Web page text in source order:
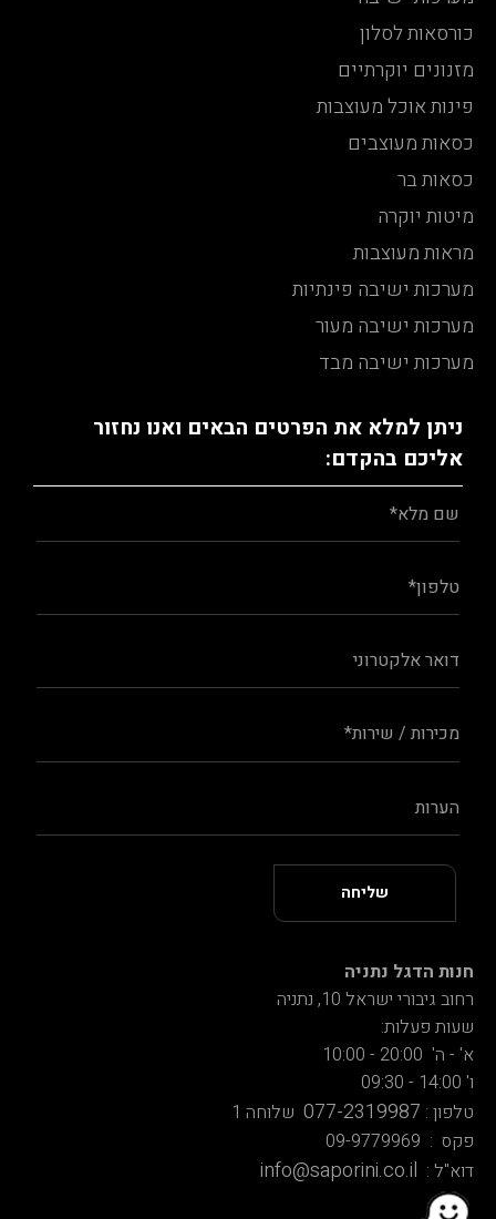
כורסאות לסלון
מזנונים יוקרתיים
פינות אוכל מעוצבות
כסאות מעוצבים
כסאות בר
מיטות יוקרה
מראות מעוצבות
מערכות ישיבה פינתיות
מערכות ישיבה מעור
מערכות ישיבה מבד
ניתן למלא את הפרטים הבאים ואנו נחזור
אליכם בהקדם:
חנות הדגל נתניה
רחוב גיבורי ישראל 10, נתניה
שעות פעלות:
א' - ה' 20:00 - 10:00
ו' 14:00 - 09:30
טלפון : 077-2319987 שלוחה 1
פקס : 09-9779969
דוא"ל : info@saporini.co.il